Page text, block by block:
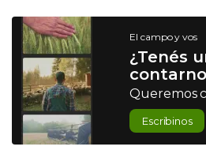
El campo y vos
¿Tenés
Queremos
Escribinos